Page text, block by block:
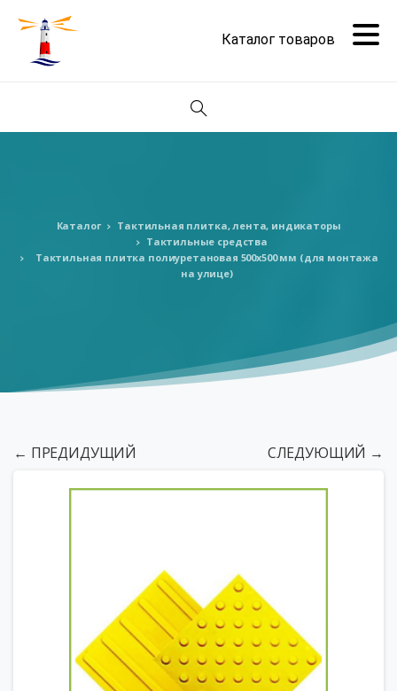
Поиск
Каталог
Тактильная плитка, лента, индикаторы
Тактильные средства
Тактильная плитка полиуретановая 500х500 мм (для монтажа
на улице)
← ПРЕДИДУЩИЙ СЛЕДУЮЩИЙ →